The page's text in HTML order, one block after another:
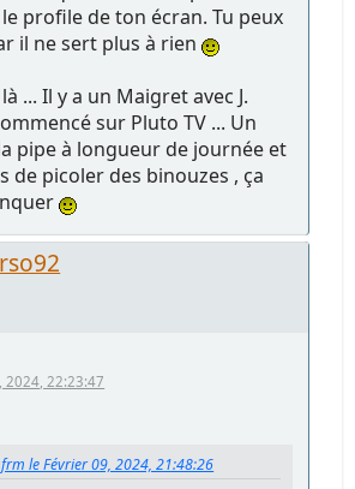
profile de ton écran. Tu peux
il ne sert plus à rien
... Il y a un Maigret avec J.
sur Pluto TV ... Un
pipe à longueur de journée et
de picoler des binouzes , ça
2024, 22:23:47
le Février 09, 2024, 21:48:26